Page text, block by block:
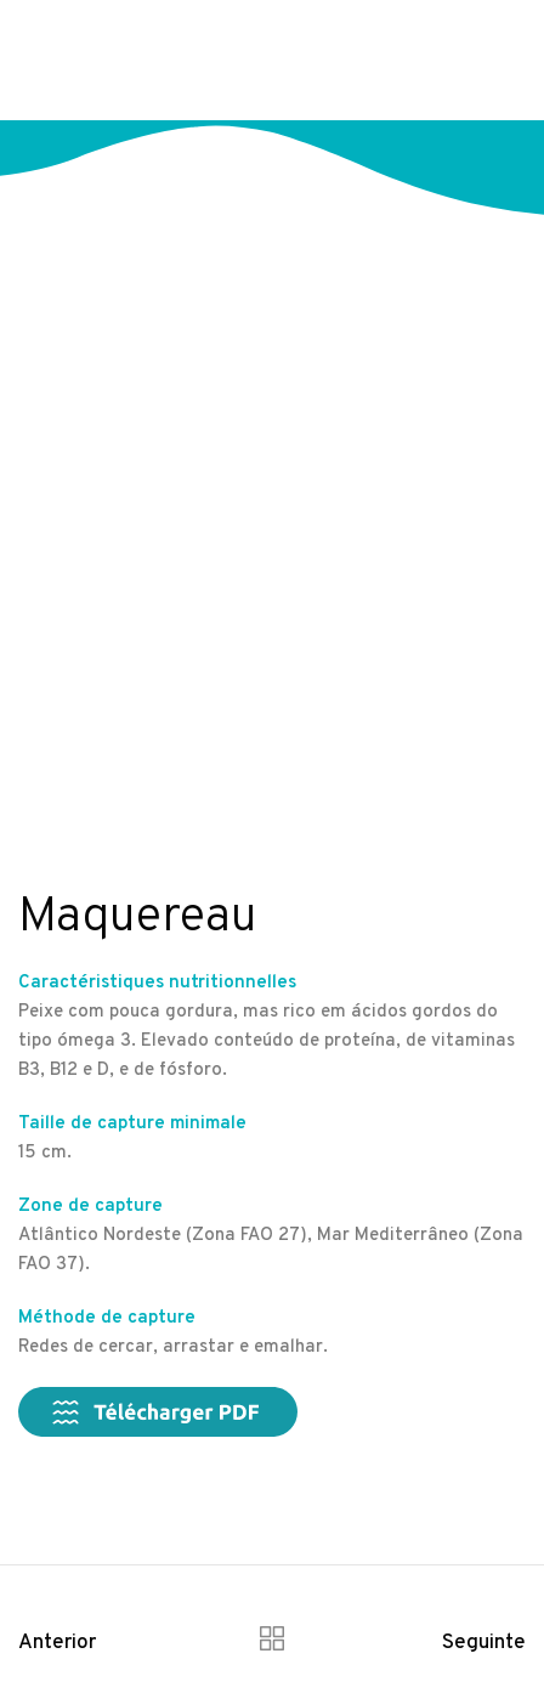
Maquereau
Caractéristiques nutritionnelles
Peixe com pouca gordura, mas rico em ácidos gordos do
tipo ómega 3. Elevado conteúdo de proteína, de vitaminas
B3, B12 e D, e de fósforo.
Taille de capture minimale
15 cm.
Zone de capture
Atlântico Nordeste (Zona FAO 27), Mar Mediterrâneo (Zona
FAO 37).
Méthode de capture
Redes de cercar, arrastar e emalhar.
Anterior Seguinte